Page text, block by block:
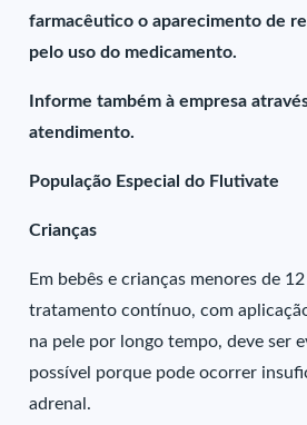
farmacêutico o aparecimento de
pelo uso do medicamento.
Informe também à empresa
atendimento.
População Especial do Flutivate
Crianças
Em bebês e crianças menores de
tratamento contínuo, com
na pele por longo tempo, deve ser
possível porque pode ocorrer
adrenal.